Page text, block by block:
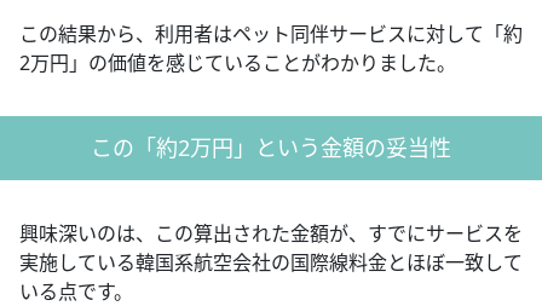
この結果から、利用者はペット同伴サービスに対して「約
2万円」の価値を感じていることがわかりました。
この「約2万円」という金額の妥当性
興味深いのは、この算出された金額が、すでにサービスを
実施している韓国系航空会社の国際線料金とほぼ一致して
いる点です。